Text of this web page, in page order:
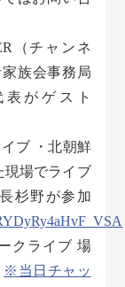
（チャンネ
族会事務局
がゲスト
ブ ・北朝鮮
現場でライブ
杉野が参加
クライブ 場
※当日チャッ